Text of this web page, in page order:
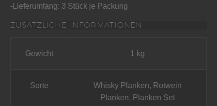
-Lieferumfang: 3 Stück je Packung
ZUSÄTZLICHE INFORMATIONEN
Gewicht 1 kg
Sorte
Whisky Planken, Rotwein
Planken, Planken Set